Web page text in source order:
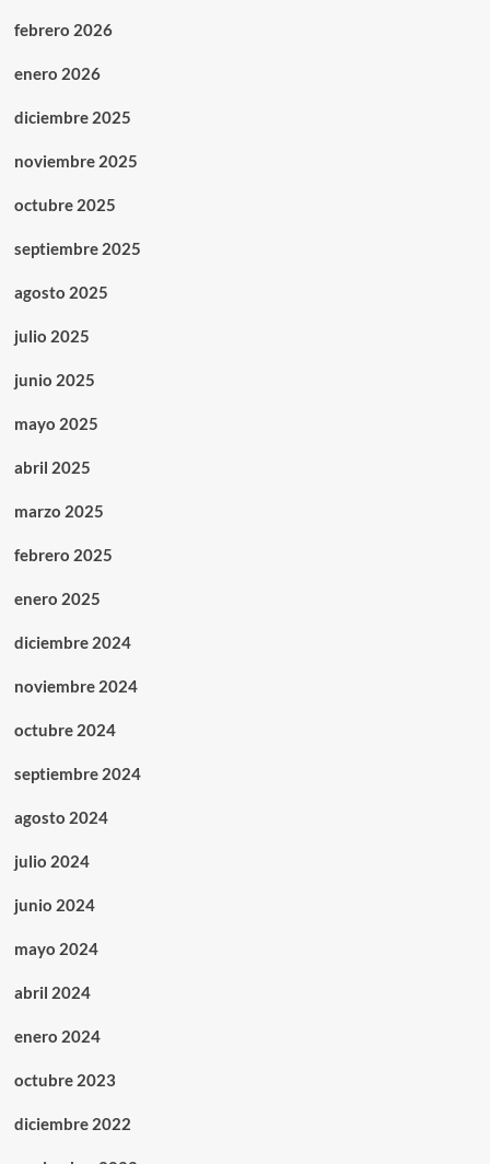
febrero 2026
enero 2026
diciembre 2025
noviembre 2025
octubre 2025
septiembre 2025
agosto 2025
julio 2025
junio 2025
mayo 2025
abril 2025
marzo 2025
febrero 2025
enero 2025
diciembre 2024
noviembre 2024
octubre 2024
septiembre 2024
agosto 2024
julio 2024
junio 2024
mayo 2024
abril 2024
enero 2024
octubre 2023
diciembre 2022